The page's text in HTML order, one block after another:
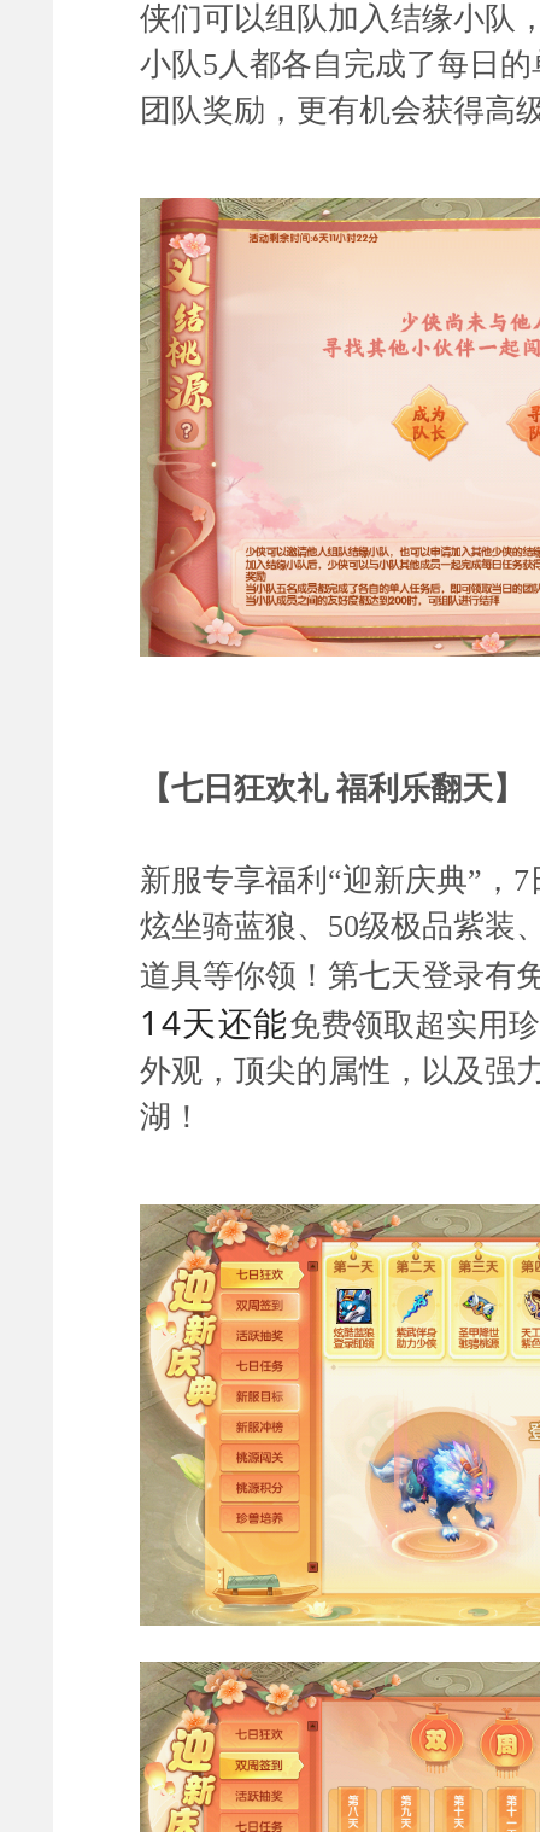
侠们可以组队加入结缘小队
小队5人都各自完成了每日
团队奖励，更有机会获得高
【七日狂欢礼 福利乐翻天】
新服专享福利“迎新庆典”，
炫坐骑蓝狼、50级极品紫装
道具等你领！第七天登录有
14天还能免费领取超实用
外观，顶尖的属性，以及强
湖！